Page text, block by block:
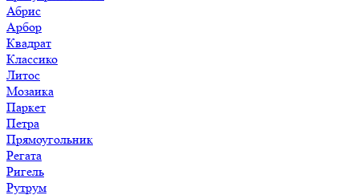
Абрис
Арбор
Квадрат
Классико
Литос
Мозаика
Паркет
Петра
Прямоугольник
Регата
Ригель
Рутрум